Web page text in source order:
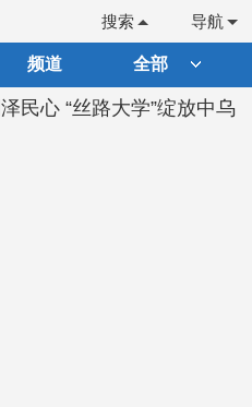
导航
搜索
频道 全部
民心 “丝路大学”绽放中乌